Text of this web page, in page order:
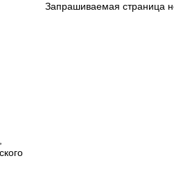
Запрашиваемая страница